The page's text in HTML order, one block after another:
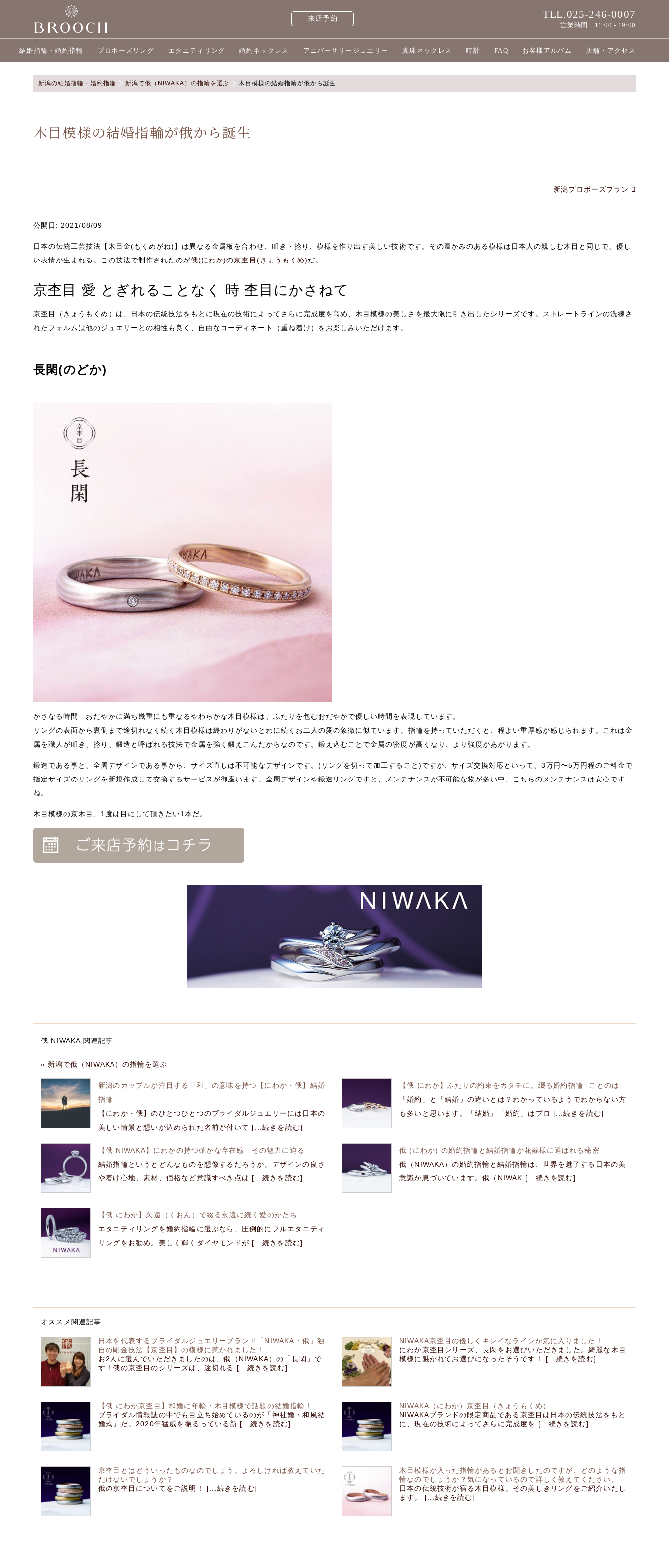
来店予約 TEL.025-246-0007
営業時間 11:00 - 19:00
結婚指輪・婚約指輪 プロポーズリング エタニティリング 婚約ネックレス アニバーサリージュエリー 真珠ネックレス 時計 FAQ お客様アルバム 店舗・アクセス
新潟の結婚指輪・婚約指輪 新潟で俄（NIWAKA）の指輪を選ぶ 木目模様の結婚指輪が俄から誕生
木目模様の結婚指輪が俄から誕生
新潟プロポーズプラン
公開日: 2021/08/09
日本の伝統工芸技法【木目金(もくめがね)】 は異なる金属板を合わせ、叩き・捻り、 模様を作り出す美しい技術です。 その温かみのある模様は日本人の親しむ木目と同じで、 優し
い表情が生まれる。この技法で制作されたのが俄(にわか)の京杢目(きょうもくめ)だ。
京杢目 愛 とぎれることなく 時 杢目にかさねて
京杢目（きょうもくめ）は、日本の伝統技法をもとに現在の技術によってさらに完成度を高め、木目模様の美しさを最大限に引き出したシリーズです。ストレートラインの洗練さ
れたフォルムは他のジュエリーとの相性も良く、自由なコーディネート（重ね着け）をお楽しみいただけます。
長閑(のどか)
かさなる時間 おだやかに満ち幾重にも重なるやわらかな木目模様は、ふたりを包むおだやかで優しい時間を表現しています。
リングの表面から裏側まで途切れなく続く木目模様は終わりがない とわに続くお二人の愛の象徴に似ています。 指輪を持っていただくと、程よい重厚感が感じられます。
これは金
属を職人が叩き、捻り、 鍛造と呼ばれる技法で金属を強く鍛えこんだからなのです。 鍛え込むことで金属の密度が高くなり、より強度があがります。
鍛造である事と、全周デザインである事から、サイズ直しは不可能なデザインです。(リングを切って加工するこ と)ですが、サイズ交換対応といって、3万円〜5万円程のご料金で
指定サイズのリングを新規作成して交換するサービスが御座います。全周デザインや鍛造リングですと、 メンテナンスが不可能な物が多い中、
こちらのメンテナンスは安心です
ね。
木目模様の京木目、1度は目にして頂きたい1本だ。
俄 NIWAKA 関連記事
« 新潟で俄（NIWAKA）の指輪を選ぶ
新潟のカップルが注目する「和」の意味を持つ【にわか・俄】結婚
指輪
【にわか・俄】のひとつひとつのブライダルジュエリーには日本の
美しい情景と想いが込められた名前が付いて [...続きを読む]
【俄 にわか】ふたりの約束をカタチに。綴る婚約指輪 -ことのは-
「婚約」と「結婚」の違いとは？わかっているようでわからない方
も多いと思います。「結婚」「婚約」はプロ [...続きを読む]
【俄 NIWAKA】にわかの持つ確かな存在感 その魅力に迫る
結婚指輪というとどんなものを想像するだろうか。デザインの良さ
や着け心地、素材、価格など意識すべき点は [...続きを読む]
俄 (にわか) の婚約指輪と結婚指輪が花嫁様に選ばれる秘密
俄（NIWAKA）の婚約指輪と結婚指輪は、世界を魅了する日本の美
意識が息づいています。俄（NIWAK [...続きを読む]
【俄 にわか】久遠（くおん）で綴る永遠に続く愛のかたち
エタニティリングを婚約指輪に選ぶなら、圧倒的にフルエタニティ
リングをお勧め。美しく輝くダイヤモンドが [...続きを読む]
オススメ関連記事
日本を代表するブライダルジュエリーブランド「NIWAKA・俄」独
自の彫金技法【京杢目】の模様に惹かれました！
お2人に選んでいただきましたのは、俄（NIWAKA）の「長閑」で
す！俄の京杢目のシリーズは、途切れる [...続きを読む]
NIWAKA京杢目の優しくキレイなラインが気に入りました！
にわか京杢目シリーズ、長閑をお選びいただきました。綺麗な木目
模様に魅かれてお選びになったそうです！ [...続きを読む]
【俄 にわか京杢目】和婚に年輪・木目模様で話題の結婚指輪！
ブライダル情報誌の中でも目立ち始めているのが「神社婚・和風結
婚式」だ。2020年猛威を振るっている新 [...続きを読む]
NIWAKA（にわか）京杢目（きょうもくめ）
NIWAKAブランドの限定商品である京杢目は日本の伝統技法をもと
に、現在の技術によってさらに完成度を [...続きを読む]
京杢目とはどういったものなのでしょう。よろしければ教えていた
だけないでしょうか？
俄の京杢目についてをご説明！ [...続きを読む]
木目模様が入った指輪があるとお聞きしたのですが、どのような指
輪なのでしょうか？気になっているので詳しく教えてください。
日本の伝統技術が宿る木目模様。その美しきリングをご紹介いたし
ます。 [...続きを読む]